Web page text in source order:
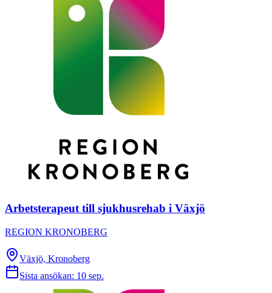
Arbetsterapeut till sjukhusrehab i Växjö
REGION KRONOBERG
Växjö, Kronoberg
Sista ansökan: 10 sep.